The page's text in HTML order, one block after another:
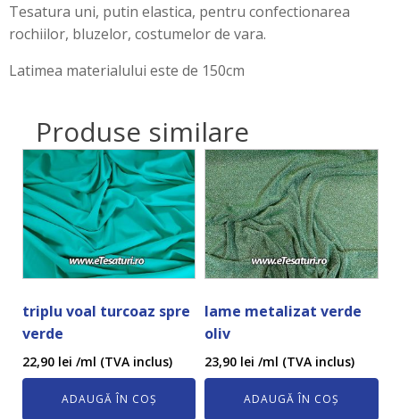
Tesatura uni, putin elastica, pentru confectionarea
rochiilor, bluzelor, costumelor de vara.
Latimea materialului este de 150cm
Produse similare
triplu voal turcoaz spre
verde
22,90 lei /ml (TVA inclus)
ADAUGĂ ÎN COȘ
lame metalizat verde
oliv
23,90 lei /ml (TVA inclus)
ADAUGĂ ÎN COȘ